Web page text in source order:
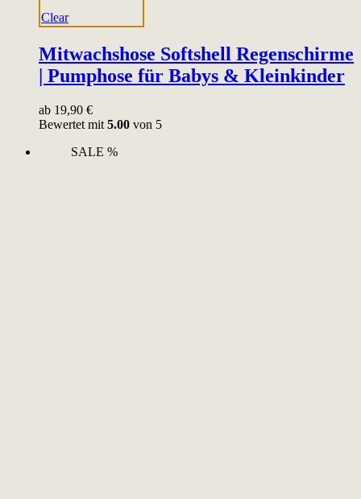
Clear
Mitwachshose Softshell Regenschirme
| Pumphose für Babys & Kleinkinder
ab 19,90 €
Bewertet mit 5.00 von 5
SALE %